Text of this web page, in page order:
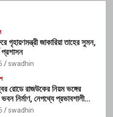
জাকারিয়া তাহের সুমন,
প্রশাসন
swadhin
রোডে রাজউকের নিয়ম ভঙ্গের
নির্মাণ, নেপথ্যে প্রভাবশালী
প্রশ্ন
swadhin